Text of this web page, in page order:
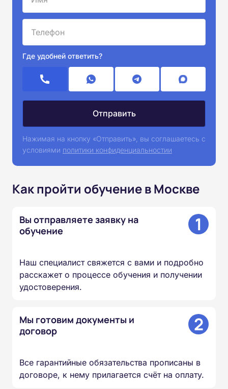
Где удобней ответить?
Нажимая на кнопку «Отправить», вы соглашаетесь с
условиями политики конфиденциальностии
Как пройти обучение в Москве
Вы отправляете заявку на
обучение
1
Наш специалист свяжется с вами и подробно
расскажет о процессе обучения и получении
удостоверения.
Мы готовим документы и
договор
2
Все гарантийные обязательства прописаны в
договоре, к нему прилагается счёт на оплату.